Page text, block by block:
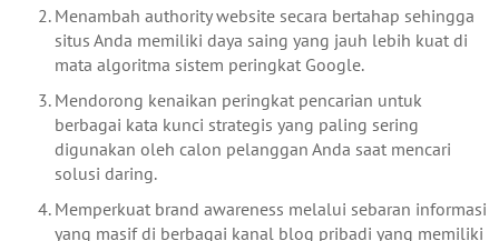
Menambah authority website secara bertahap sehingga
situs Anda memiliki daya saing yang jauh lebih kuat di
mata algoritma sistem peringkat Google.
Mendorong kenaikan peringkat pencarian untuk
berbagai kata kunci strategis yang paling sering
digunakan oleh calon pelanggan Anda saat mencari
solusi daring.
Memperkuat brand awareness melalui sebaran informasi
yang masif di berbagai kanal blog pribadi yang memiliki